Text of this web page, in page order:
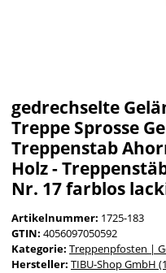
gedrechselte
Treppe Sprosse
Treppenstab
Holz -
Nr. 17 farblos
Artikelnummer: 1725-183
GTIN: 4056097050592
Kategorie: Treppenpfosten |
Hersteller: TIBU-Shop GmbH